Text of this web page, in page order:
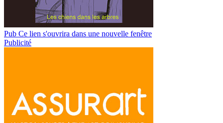
Pub Ce lien s'ouvrira dans une nouvelle fenêtre
Publicité